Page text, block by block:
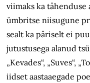
viimaks ka tähenduse
ümbritse niisugune
sealt ka päriselt ei
jutustusega alanud
„Kevades“, „Suves“,
iidset aastaaegade